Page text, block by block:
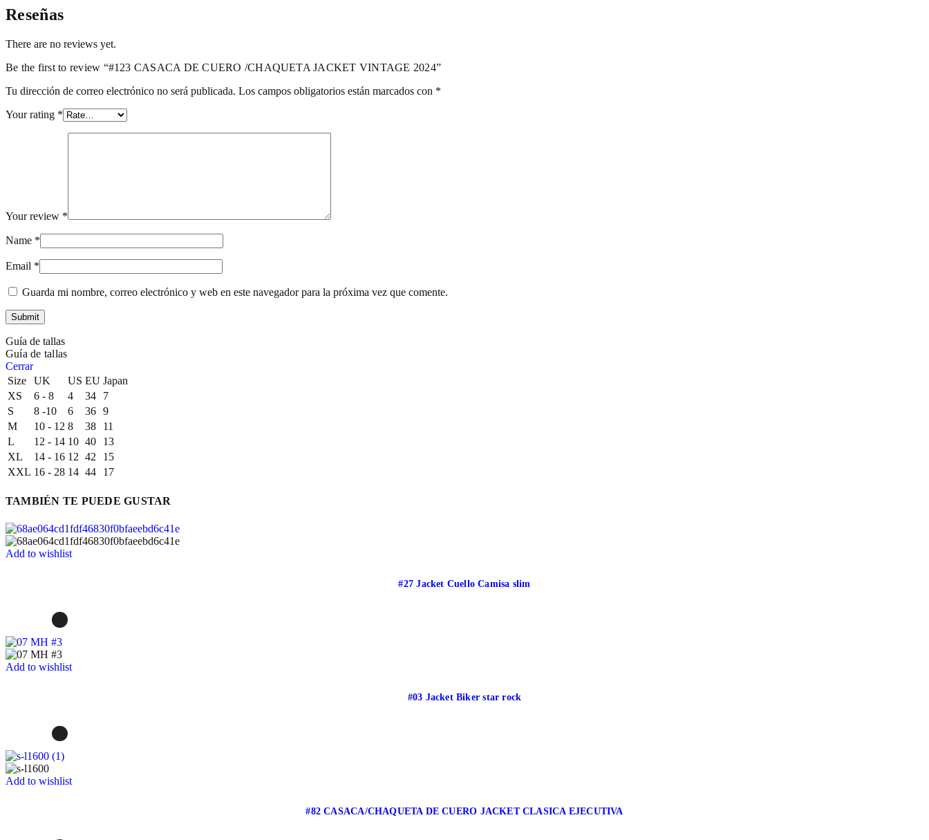
Reseñas
There are no reviews yet.
Be the first to review “#123 CASACA DE CUERO /CHAQUETA JACKET VINTAGE 2024”
Tu dirección de correo electrónico no será publicada. Los campos obligatorios están marcados con *
Your rating *
Your review *
Name *
Email *
Guarda mi nombre, correo electrónico y web en este navegador para la próxima vez que comente.
Guía de tallas
Guía de tallas
Cerrar
Size
UK US EU Japan
XS
6 - 8 4 34
7
S
8 -10 6 36 9
M
10 - 12 8 38
11
L
12 - 14 10 40
13
XL
14 - 16 12 42
15
XXL 16 - 28 14 44 17
TAMBIÉN TE PUEDE GUSTAR
Add to wishlist
#27 Jacket Cuello Camisa slim
Add to wishlist
#03 Jacket Biker star rock
Add to wishlist
#82 CASACA/CHAQUETA DE CUERO JACKET CLASICA EJECUTIVA